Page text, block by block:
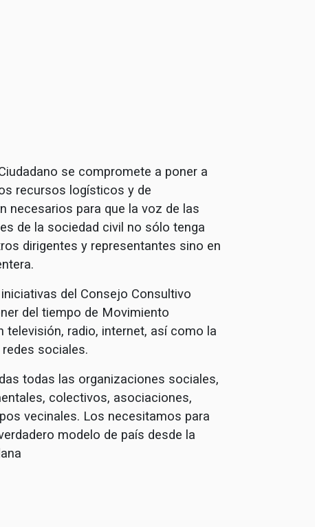
se compromete a poner a
recursos logísticos y de
necesarios para que la voz de las
de la sociedad civil no sólo tenga
dirigentes y representantes sino en
del Consejo Consultivo
del tiempo de Movimiento
televisión, radio, internet, así como la
sociales.
todas las organizaciones sociales,
colectivos, asociaciones,
vecinales. Los necesitamos para
modelo de país desde la